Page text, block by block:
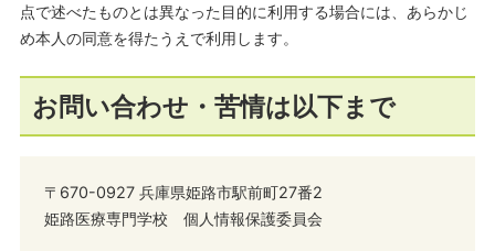
点で述べたものとは異なった目的に利用する場合には、あらかじ
め本人の同意を得たうえで利用します。
お問い合わせ・苦情は以下まで
〒670-0927 兵庫県姫路市駅前町27番2
姫路医療専門学校 個人情報保護委員会